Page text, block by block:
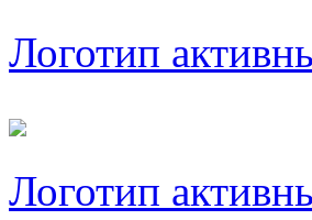
Логотип
Логотип